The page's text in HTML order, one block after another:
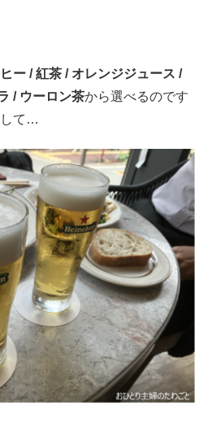
ー / 紅茶 / オレンジジュース /
/ ウーロン茶から選べるのです
して…